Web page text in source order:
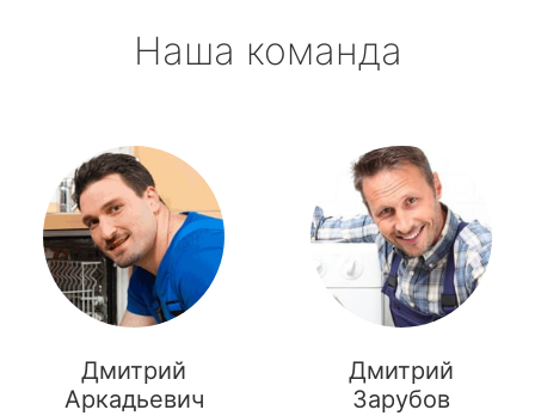
Наша команда
Дмитрий
Аркадьевич
Дмитрий
Зарубов